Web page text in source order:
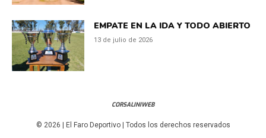
EMPATE EN LA IDA Y TODO ABIERTO
13 de julio de 2026
CORSALINIWEB
© 2026 | El Faro Deportivo | Todos los derechos reservados